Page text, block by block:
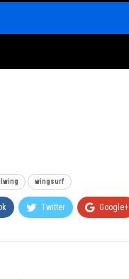
wingsurf
Twitter Google+